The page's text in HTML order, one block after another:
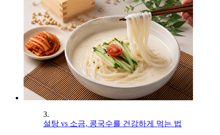
3.
설탕 vs 소금, 콩국수를 건강하게 먹는 법